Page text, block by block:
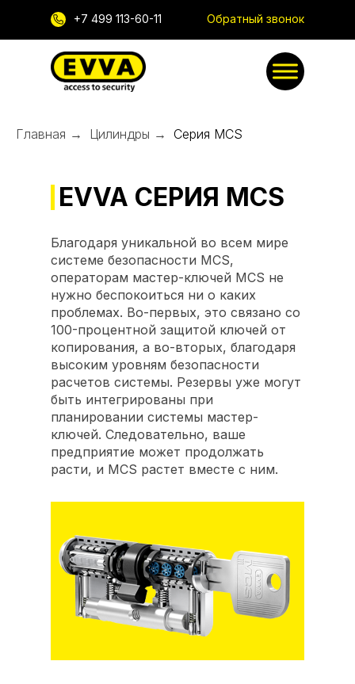
Обратный звонок
+7 499 113-60-11
Главная → Цилиндры → Серия MCS
EVVA СЕРИЯ MCS
Благодаря уникальной во всем мире
системе безопасности MCS,
операторам мастер-ключей MCS не
нужно беспокоиться ни о каких
проблемах. Во-первых, это связано со
100-процентной защитой ключей от
копирования, а во-вторых, благодаря
высоким уровням безопасности
расчетов системы. Резервы уже могут
быть интегрированы при
планировании системы мастер-
ключей. Следовательно, ваше
предприятие может продолжать
расти, и MCS растет вместе с ним.